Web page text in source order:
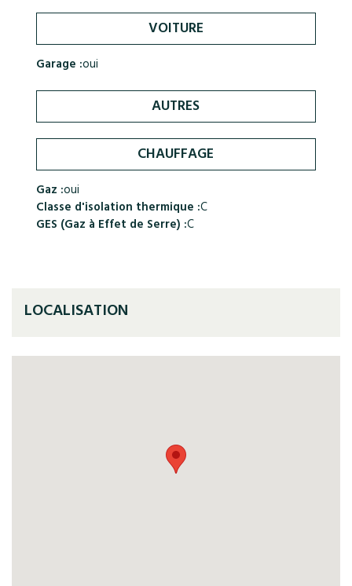
VOITURE
Garage :oui
AUTRES
CHAUFFAGE
Gaz :oui
Classe d'isolation thermique :C
GES (Gaz à Effet de Serre) :C
LOCALISATION